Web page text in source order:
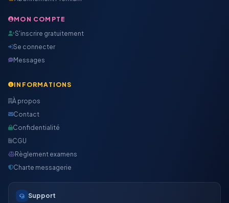
MON COMPTE
S'inscrire gratuitement
Se connecter
Messages
INFORMATIONS
À propos
Contact
Confidentialité
CGU
Règlement examens
Charte messagerie
Support